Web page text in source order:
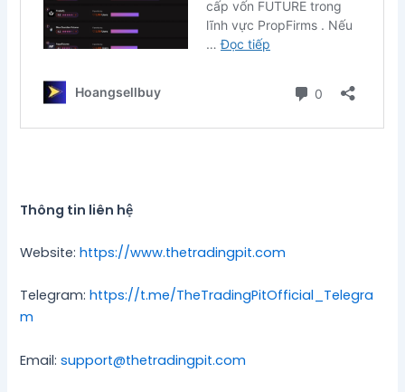
Thông tin liên hệ
Website:https://www.thetradingpit.com
Telegram:https://t.me/TheTradingPitOfficial_Telegra
m
Email:support@thetradingpit.com